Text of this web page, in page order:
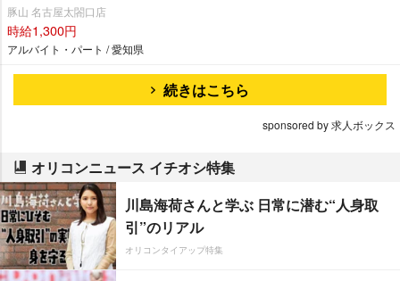
豚山 名古屋太閤口店
時給1,300円
アルバイト・パート / 愛知県
続きはこちら
sponsored by 求人ボックス
オリコンニュース イチオシ特集
川島海荷さんと学ぶ 日常に潜む“人身取
引”のリアル
オリコンタイアップ特集